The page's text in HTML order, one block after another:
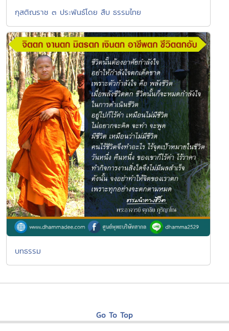
กุสติณราช ๓ ประพันธ์โดย สืบ ธรรมไทย
บทธรรม
Go To Top